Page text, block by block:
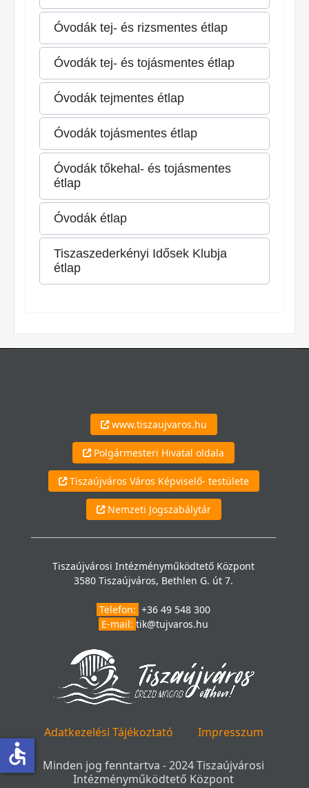
Óvodák tej- és rizsmentes étlap
Óvodák tej- és tojásmentes étlap
Óvodák tejmentes étlap
Óvodák tojásmentes étlap
Óvodák tőkehal- és tojásmentes
étlap
Óvodák étlap
Tiszaszederkényi Idősek Klubja
étlap
www.tiszaujvaros.hu
Polgármesteri Hivatal oldala
Tiszaújváros Város Képviselő- testülete
Nemzeti Jogszabálytár
Tiszaújvárosi Intézményműködtető Központ
3580 Tiszaújváros, Bethlen G. út 7.
Telefon: +36 49 548 300
E-mail: tik@tujvaros.hu
Adatkezelési Tájékoztató Impresszum
Minden jog fenntartva - 2024 Tiszaújvárosi
Intézményműködtető Központ
accessible